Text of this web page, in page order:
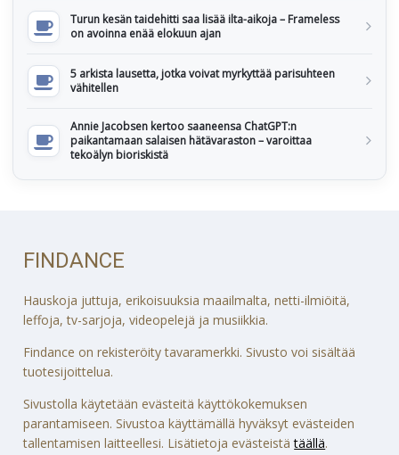
Turun kesän taidehitti saa lisää ilta-aikoja – Frameless
on avoinna enää elokuun ajan
5 arkista lausetta, jotka voivat myrkyttää parisuhteen
vähitellen
Annie Jacobsen kertoo saaneensa ChatGPT:n
paikantamaan salaisen hätävaraston – varoittaa
tekoälyn bioriskistä
FINDANCE
Hauskoja juttuja, erikoisuuksia maailmalta, netti-ilmiöitä,
leffoja, tv-sarjoja, videopelejä ja musiikkia.
Findance on rekisteröity tavaramerkki. Sivusto voi sisältää
tuotesijoittelua.
Sivustolla käytetään evästeitä käyttökokemuksen
parantamiseen. Sivustoa käyttämällä hyväksyt evästeiden
tallentamisen laitteellesi. Lisätietoja evästeistätäällä.